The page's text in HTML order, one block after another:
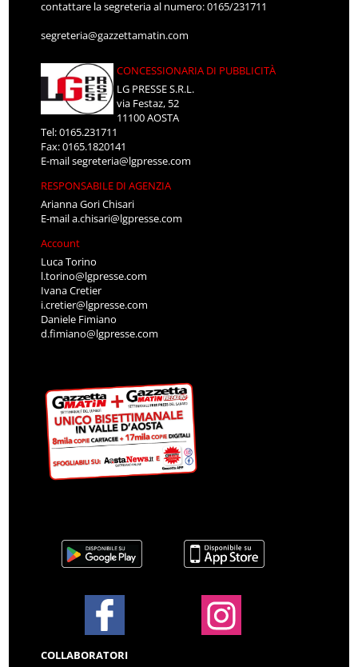
segreteria@gazzettamatin.com
LG PRESSE S.R.L.
via Festaz, 52
11100 AOSTA
Tel: 0165.231711
Fax: 0165.1820141
E-mailsegreteria@lgpresse.com
RESPONSABILE DI AGENZIA
Arianna Gori Chisari
E-maila.chisari@lgpresse.com
Account
Luca Torino
l.torino@lgpresse.com
Ivana Cretier
i.cretier@lgpresse.com
Daniele Fimiano
d.fimiano@lgpresse.com
COLLABORATORI